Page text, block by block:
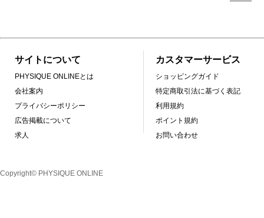
サイトについて
PHYSIQUE ONLINEとは
会社案内
プライバシーポリシー
広告掲載について
求人
カスタマーサービス
ショッピングガイド
特定商取引法に基づく表記
利用規約
ポイント規約
お問い合わせ
Copyright© PHYSIQUE ONLINE